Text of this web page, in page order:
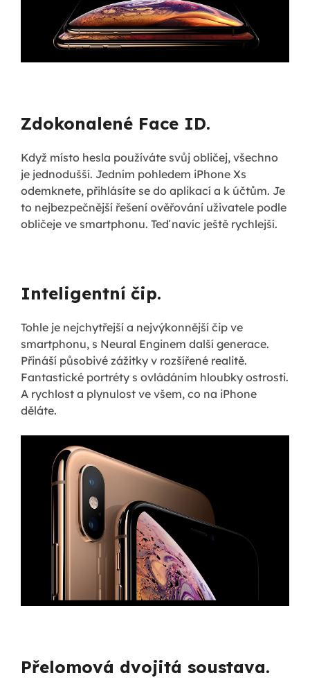
Zdokonalené Face ID.
Když místo hesla používáte svůj obličej, všechno
je jednodušší. Jedním pohledem iPhone Xs
odemknete, přihlásíte se do aplikací a k účtům. Je
to nejbezpečnější řešení ověřování uživatele podle
obličeje ve smartphonu. Teď navíc ještě rychlejší.
Inteligentní čip.
Tohle je nejchytřejší a nejvýkonnější čip ve
smartphonu, s Neural Enginem další generace.
Přináší působivé zážitky v rozšířené realitě.
Fantastické portréty s ovládáním hloubky ostrosti.
A rychlost a plynulost ve všem, co na iPhone
děláte.
Přelomová dvojitá soustava.